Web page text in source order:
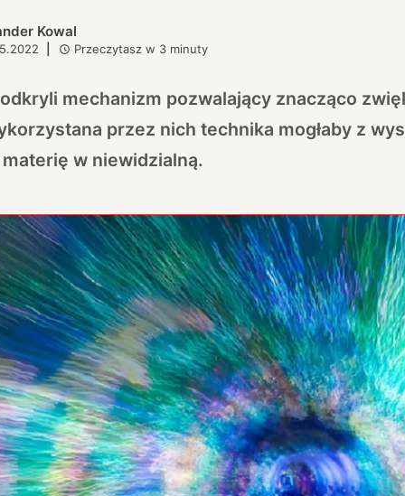
Kowal
Przeczytasz w 3 minuty
mechanizm pozwalający znacząco
przez nich technika mogłaby z
materię w niewidzialną.